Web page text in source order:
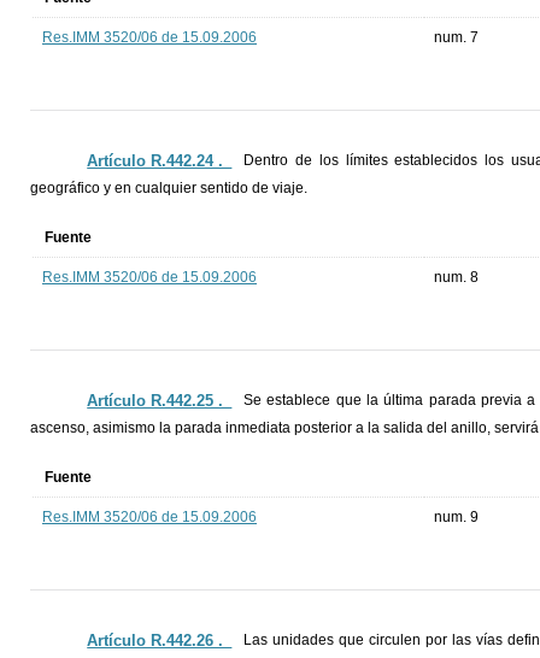
Res.IMM 3520/06 de 15.09.2006 num. 7
Artículo R.442.24 ._
Dentro de los límites establecidos los
geográfico y en cualquier sentido de viaje.
Fuente
Res.IMM 3520/06 de 15.09.2006 num. 8
Artículo R.442.25 ._
Se establece que la última parada previa
ascenso, asimismo la parada inmediata posterior a la salida del anillo,
Fuente
Res.IMM 3520/06 de 15.09.2006 num. 9
Artículo R.442.26 ._
Las unidades que circulen por las vías